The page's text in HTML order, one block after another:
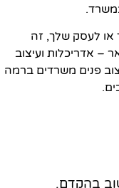
או לעסק שלך, זה
– אדריכלות ועיצוב
פנים משרדים ברמה
בהקדם.